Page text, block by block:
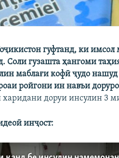
гуфтанд, ки
Соли гузашта ҳангоми
маблағи кофӣ ҷудо
ройгони ин навъи
харидани доруи инсулин 3
инҷост: